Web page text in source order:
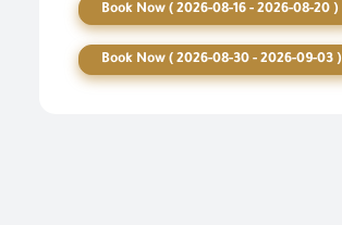
Book Now ( 2026-08-16 - 2026-08-20 )
Book Now ( 2026-08-30 - 2026-09-03 )